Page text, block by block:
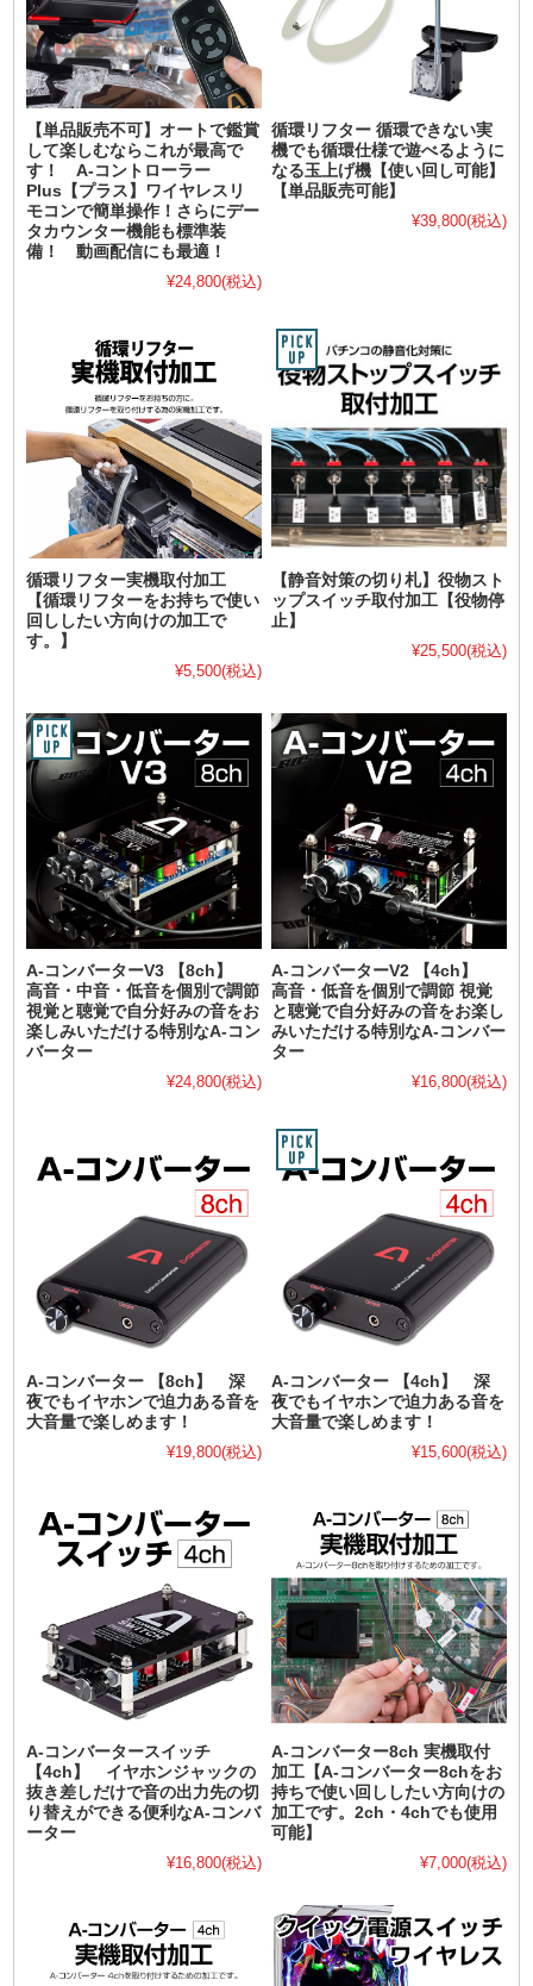
【単品販売不可】オートで鑑賞
して楽しむならこれが最高で
す！ A-コントローラー
Plus【プラス】ワイヤレスリ
モコンで簡単操作！さらにデー
タカウンター機能も標準装
備！ 動画配信にも最適！
¥24,800(税込)
循環リフター 循環できない実
機でも循環仕様で遊べるように
なる玉上げ機【使い回し可能】
【単品販売可能】
¥39,800(税込)
循環リフター実機取付加工
【循環リフターをお持ちで使い
回ししたい方向けの加工で
す。】
¥5,500(税込)
【静音対策の切り札】役物スト
ップスイッチ取付加工【役物停
止】
¥25,500(税込)
A-コンバーターV3 【8ch】
高音・中音・低音を個別で調節
視覚と聴覚で自分好みの音をお
楽しみいただける特別なA-コン
バーター
¥24,800(税込)
A-コンバーターV2 【4ch】
高音・低音を個別で調節 視覚
と聴覚で自分好みの音をお楽し
みいただける特別なA-コンバー
ター
¥16,800(税込)
A-コンバーター 【8ch】 深
夜でもイヤホンで迫力ある音を
大音量で楽しめます！
¥19,800(税込)
A-コンバーター 【4ch】 深
夜でもイヤホンで迫力ある音を
大音量で楽しめます！
¥15,600(税込)
A-コンバータースイッチ
【4ch】 イヤホンジャックの
抜き差しだけで音の出力先の切
り替えができる便利なA-コンバ
ーター
¥16,800(税込)
A-コンバーター8ch 実機取付
加工【A-コンバーター8chをお
持ちで使い回ししたい方向けの
加工です。2ch・4chでも使用
可能】
¥7,000(税込)